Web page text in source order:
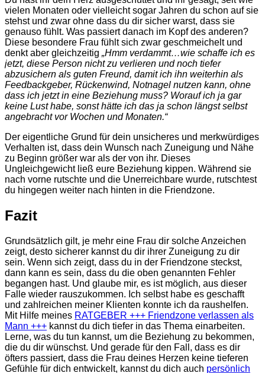
vielen Monaten oder vielleicht sogar Jahren du schon auf sie
stehst und zwar ohne dass du dir sicher warst, dass sie
genauso fühlt. Was passiert danach im Kopf des anderen?
Diese besondere Frau fühlt sich zwar geschmeichelt und
denkt aber gleichzeitig „Hmm verdammt…wie schaffe ich es
jetzt, diese Person nicht zu verlieren und noch tiefer
abzusichern als guten Freund, damit ich ihn weiterhin als
Feedbackgeber, Rückenwind, Notnagel nutzen kann, ohne
dass ich jetzt in eine Beziehung muss? Worauf ich ja gar
keine Lust habe, sonst hätte ich das ja schon längst selbst
angebracht vor Wochen und Monaten.“
Der eigentliche Grund für dein unsicheres und merkwürdiges
Verhalten ist, dass dein Wunsch nach Zuneigung und Nähe
zu Beginn größer war als der von ihr. Dieses
Ungleichgewicht ließ eure Beziehung kippen. Während sie
nach vorne rutschte und die Unerreichbare wurde, rutschtest
du hingegen weiter nach hinten in die Friendzone.
Fazit
Grundsätzlich gilt, je mehr eine Frau dir solche Anzeichen
zeigt, desto sicherer kannst du dir ihrer Zuneigung zu dir
sein. Wenn sich zeigt, dass du in der Friendzone steckst,
dann kann es sein, dass du die oben genannten Fehler
begangen hast. Und glaube mir, es ist möglich, aus dieser
Falle wieder rauszukommen. Ich selbst habe es geschafft
und zahlreichen meiner Klienten konnte ich da raushelfen.
Mit Hilfe meines RATGEBER +++ Friendzone verlassen als
Mann +++ kannst du dich tiefer in das Thema einarbeiten.
Lerne, was du tun kannst, um die Beziehung zu bekommen,
die du dir wünschst. Und gerade für den Fall, dass es dir
öfters passiert, dass die Frau deines Herzen keine tieferen
Gefühle für dich entwickelt, kannst du dich auch persönlich